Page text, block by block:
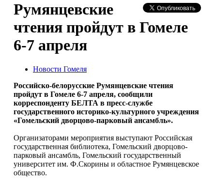
Румянцевские
чтения пройдут в Гомеле
6-7 апреля
Новости Гомеля
Российско-белорусские Румянцевские чтения
пройдут в Гомеле 6-7 апреля, сообщили
корреспонденту БЕЛТА в пресс-службе
государственного историко-культурного учреждения
«Гомельский дворцово-парковый ансамбль».
Организаторами мероприятия выступают Российская
государственная библиотека, Гомельский дворцово-
парковый ансамбль, Гомельский государственный
университет им. Ф.Скорины и областное Румянцевское
общество.